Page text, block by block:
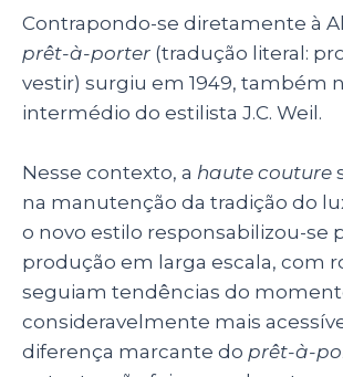
Contrapondo-se diretamente à
prêt-à-porter (tradução literal:
vestir) surgiu em 1949, também
intermédio do estilista J.C. Weil.
Nesse contexto, a haute couture
na manutenção da tradição do
o novo estilo responsabilizou-se
produção em larga escala, com
seguiam tendências do
consideravelmente mais
diferença marcante do prêt-à-